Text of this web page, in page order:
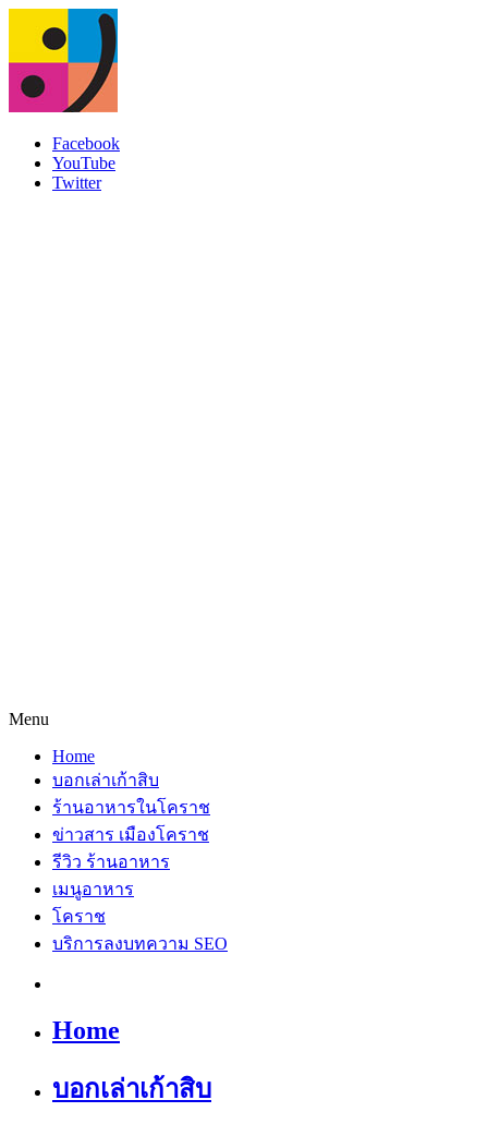
Facebook
YouTube
Twitter
Menu
Home
บอกเล่าเก้าสิบ
ร้านอาหารในโคราช
ข่าวสาร เมืองโคราช
รีวิว ร้านอาหาร
เมนูอาหาร
โคราช
บริการลงบทความ SEO
Home
บอกเล่าเก้าสิบ